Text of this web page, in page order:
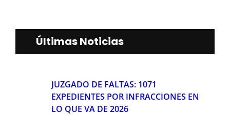
Últimas Noticias
JUZGADO DE FALTAS: 1071
EXPEDIENTES POR INFRACCIONES EN
LO QUE VA DE 2026